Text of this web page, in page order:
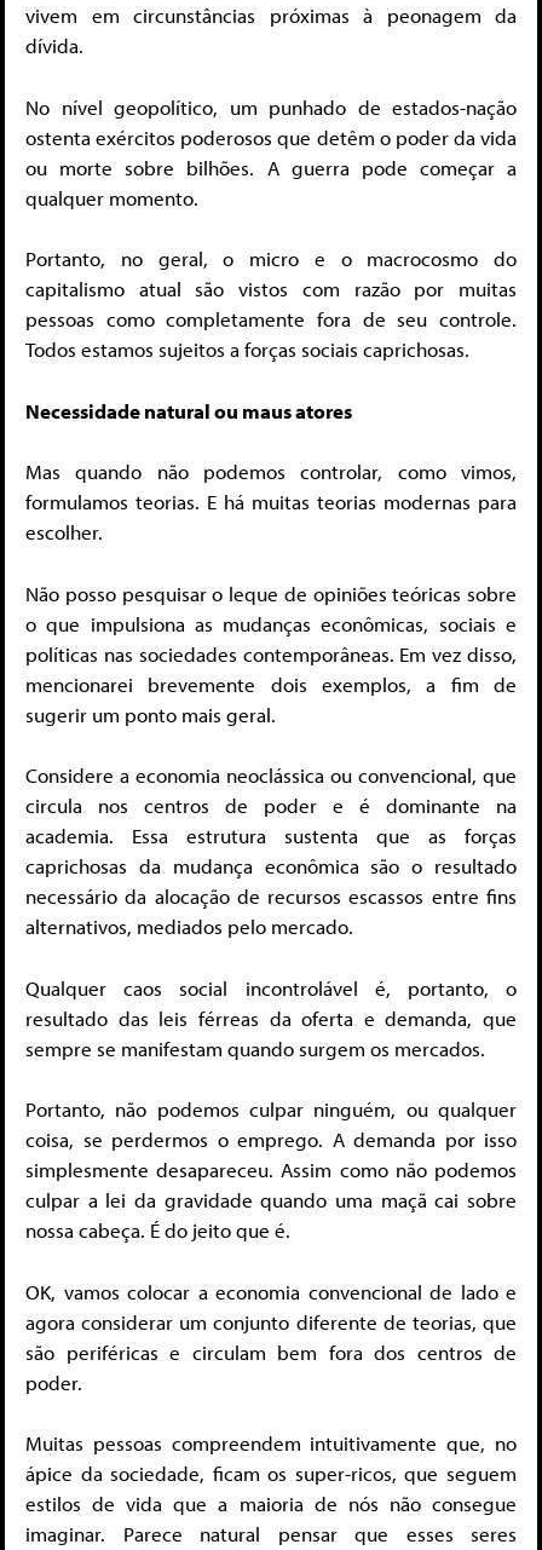
vivem em circunstâncias próximas à peonagem da
dívida.
No nível geopolítico, um punhado de estados-nação
ostenta exércitos poderosos que detêm o poder da vida
ou morte sobre bilhões. A guerra pode começar a
qualquer momento.
Portanto, no geral, o micro e o macrocosmo do
capitalismo atual são vistos com razão por muitas
pessoas como completamente fora de seu controle.
Todos estamos sujeitos a forças sociais caprichosas.
Necessidade natural ou maus atores
Mas quando não podemos controlar, como vimos,
formulamos teorias. E há muitas teorias modernas para
escolher.
Não posso pesquisar o leque de opiniões teóricas sobre
o que impulsiona as mudanças econômicas, sociais e
políticas nas sociedades contemporâneas. Em vez disso,
mencionarei brevemente dois exemplos, a fim de
sugerir um ponto mais geral.
Considere a economia neoclássica ou convencional, que
circula nos centros de poder e é dominante na
academia. Essa estrutura sustenta que as forças
caprichosas da mudança econômica são o resultado
necessário da alocação de recursos escassos entre fins
alternativos, mediados pelo mercado.
Qualquer caos social incontrolável é, portanto, o
resultado das leis férreas da oferta e demanda, que
sempre se manifestam quando surgem os mercados.
Portanto, não podemos culpar ninguém, ou qualquer
coisa, se perdermos o emprego. A demanda por isso
simplesmente desapareceu. Assim como não podemos
culpar a lei da gravidade quando uma maçã cai sobre
nossa cabeça. É do jeito que é.
OK, vamos colocar a economia convencional de lado e
agora considerar um conjunto diferente de teorias, que
são periféricas e circulam bem fora dos centros de
poder.
Muitas pessoas compreendem intuitivamente que, no
ápice da sociedade, ficam os super-ricos, que seguem
estilos de vida que a maioria de nós não consegue
imaginar. Parece natural pensar que esses seres